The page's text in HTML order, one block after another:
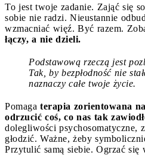
To jest twoje zadanie. Zająć się
sobie nie radzi. Nieustannie
wzmacniać więź. Być razem.
łączy, a nie dzieli.
Podstawową rzeczą jest
Tak, by bezpłodność nie
naznaczy całe twoje życie.
Pomaga terapia zorientowana
odrzucić coś, co nas tak
dolegliwości psychosomatyczne,
głodzić. Ważne, żeby
Przytulić samą siebie. Ogrzać się